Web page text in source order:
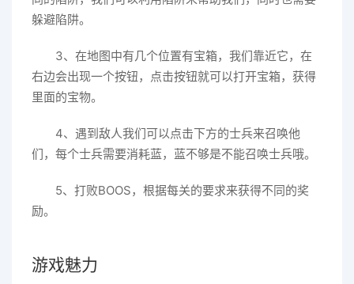
躲避陷阱。
3、在地图中有几个位置有宝箱，我们靠近它，在
右边会出现一个按钮，点击按钮就可以打开宝箱，获得
里面的宝物。
4、遇到敌人我们可以点击下方的士兵来召唤他
们，每个士兵需要消耗蓝，蓝不够是不能召唤士兵哦。
5、打败BOOS，根据每关的要求来获得不同的奖
励。
游戏魅力